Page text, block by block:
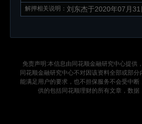
解押相关说明： 刘东杰于2020年07月
免责声明:本信息由同花顺金融研究中心提供
同花顺金融研究中心不对因该资料全部或部
能满足用户的要求，也不担保服务不会受中
供的包括同花顺理财的所有文章，数